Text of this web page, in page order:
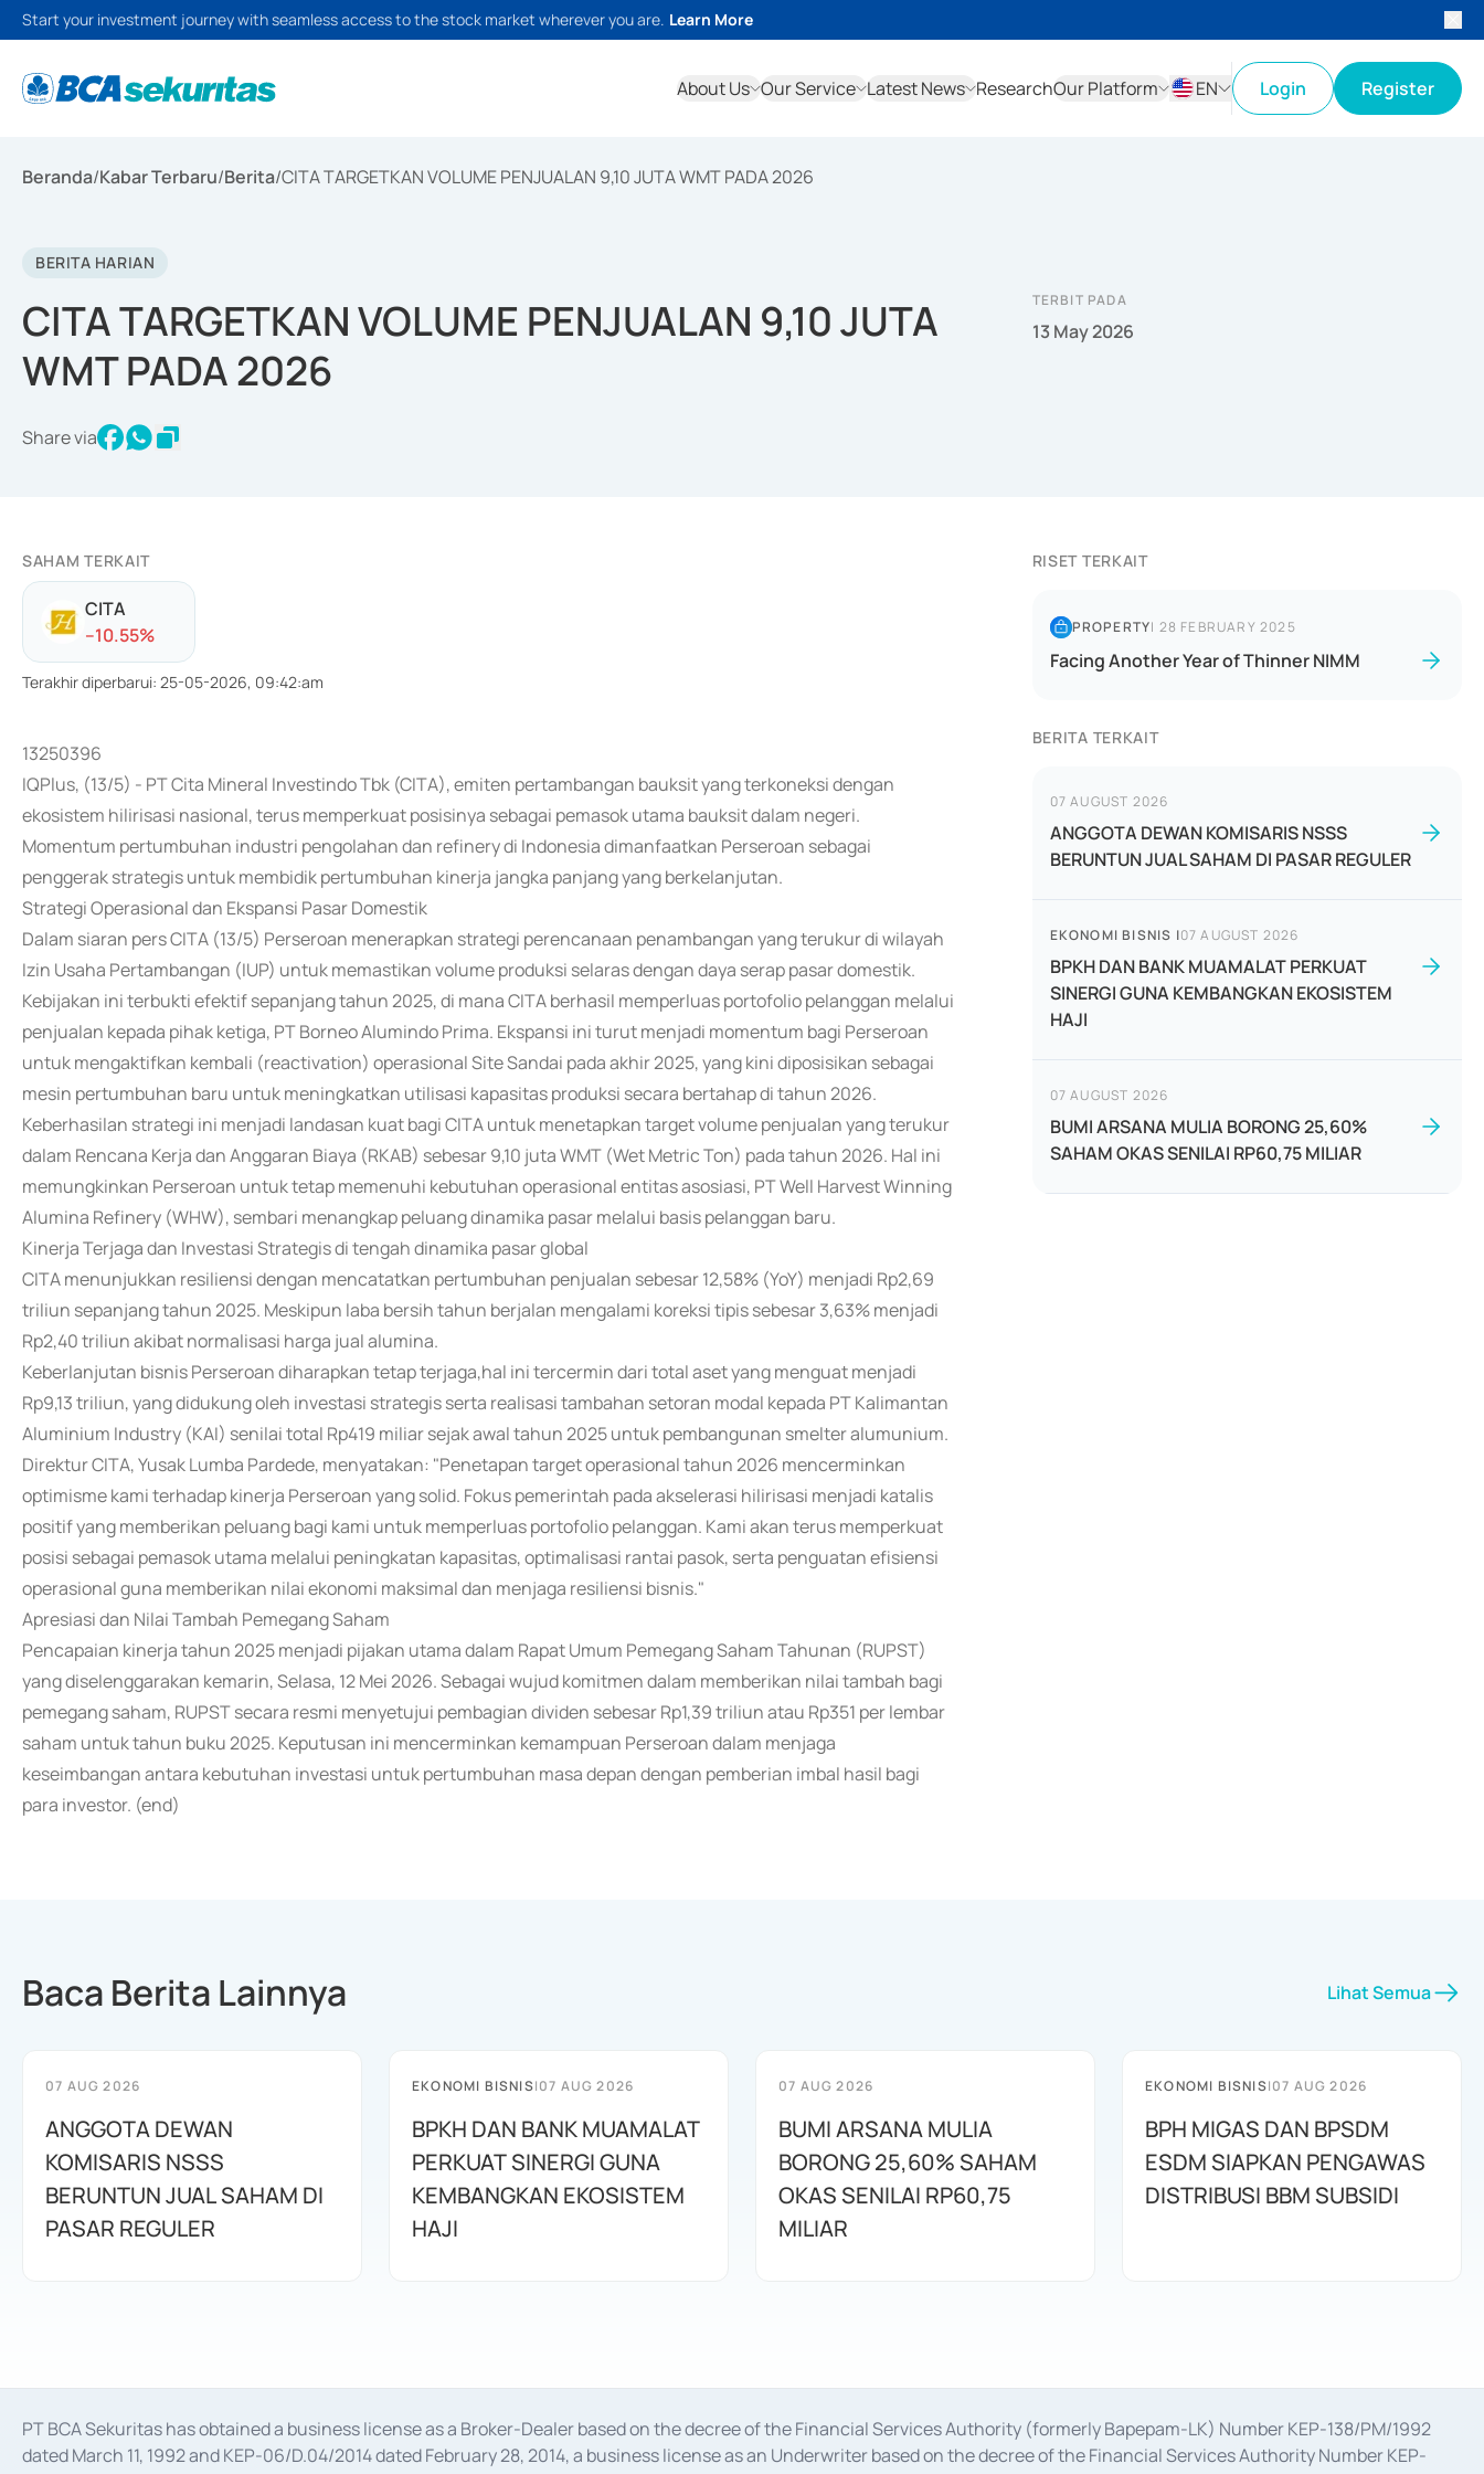
Start your investment journey with seamless access to the stock market wherever you are. Learn More
About Us Our Service Latest News ResearchOur Platform
EN
Login Register
Beranda/Kabar Terbaru/Berita/CITA TARGETKAN VOLUME PENJUALAN 9,10 JUTA WMT PADA 2026
BERITA HARIAN
CITA TARGETKAN VOLUME PENJUALAN 9,10 JUTA
WMT PADA 2026
Share via
TERBIT PADA
13 May 2026
SAHAM TERKAIT
CITA
--10.55%
Terakhir diperbarui: 25-05-2026, 09:42:am
13250396
IQPlus, (13/5) - PT Cita Mineral Investindo Tbk (CITA), emiten pertambangan bauksit yang terkoneksi dengan
ekosistem hilirisasi nasional, terus memperkuat posisinya sebagai pemasok utama bauksit dalam negeri.
Momentum pertumbuhan industri pengolahan dan refinery di Indonesia dimanfaatkan Perseroan sebagai
penggerak strategis untuk membidik pertumbuhan kinerja jangka panjang yang berkelanjutan.
Strategi Operasional dan Ekspansi Pasar Domestik
Dalam siaran pers CITA (13/5) Perseroan menerapkan strategi perencanaan penambangan yang terukur di wilayah
Izin Usaha Pertambangan (IUP) untuk memastikan volume produksi selaras dengan daya serap pasar domestik.
Kebijakan ini terbukti efektif sepanjang tahun 2025, di mana CITA berhasil memperluas portofolio pelanggan melalui
penjualan kepada pihak ketiga, PT Borneo Alumindo Prima. Ekspansi ini turut menjadi momentum bagi Perseroan
untuk mengaktifkan kembali (reactivation) operasional Site Sandai pada akhir 2025, yang kini diposisikan sebagai
mesin pertumbuhan baru untuk meningkatkan utilisasi kapasitas produksi secara bertahap di tahun 2026.
Keberhasilan strategi ini menjadi landasan kuat bagi CITA untuk menetapkan target volume penjualan yang terukur
dalam Rencana Kerja dan Anggaran Biaya (RKAB) sebesar 9,10 juta WMT (Wet Metric Ton) pada tahun 2026. Hal ini
memungkinkan Perseroan untuk tetap memenuhi kebutuhan operasional entitas asosiasi, PT Well Harvest Winning
Alumina Refinery (WHW), sembari menangkap peluang dinamika pasar melalui basis pelanggan baru.
Kinerja Terjaga dan Investasi Strategis di tengah dinamika pasar global
CITA menunjukkan resiliensi dengan mencatatkan pertumbuhan penjualan sebesar 12,58% (YoY) menjadi Rp2,69
triliun sepanjang tahun 2025. Meskipun laba bersih tahun berjalan mengalami koreksi tipis sebesar 3,63% menjadi
Rp2,40 triliun akibat normalisasi harga jual alumina.
Keberlanjutan bisnis Perseroan diharapkan tetap terjaga,hal ini tercermin dari total aset yang menguat menjadi
Rp9,13 triliun, yang didukung oleh investasi strategis serta realisasi tambahan setoran modal kepada PT Kalimantan
Aluminium Industry (KAI) senilai total Rp419 miliar sejak awal tahun 2025 untuk pembangunan smelter alumunium.
Direktur CITA, Yusak Lumba Pardede, menyatakan: "Penetapan target operasional tahun 2026 mencerminkan
optimisme kami terhadap kinerja Perseroan yang solid. Fokus pemerintah pada akselerasi hilirisasi menjadi katalis
positif yang memberikan peluang bagi kami untuk memperluas portofolio pelanggan. Kami akan terus memperkuat
posisi sebagai pemasok utama melalui peningkatan kapasitas, optimalisasi rantai pasok, serta penguatan efisiensi
operasional guna memberikan nilai ekonomi maksimal dan menjaga resiliensi bisnis."
Apresiasi dan Nilai Tambah Pemegang Saham
Pencapaian kinerja tahun 2025 menjadi pijakan utama dalam Rapat Umum Pemegang Saham Tahunan (RUPST)
yang diselenggarakan kemarin, Selasa, 12 Mei 2026. Sebagai wujud komitmen dalam memberikan nilai tambah bagi
pemegang saham, RUPST secara resmi menyetujui pembagian dividen sebesar Rp1,39 triliun atau Rp351 per lembar
saham untuk tahun buku 2025. Keputusan ini mencerminkan kemampuan Perseroan dalam menjaga
keseimbangan antara kebutuhan investasi untuk pertumbuhan masa depan dengan pemberian imbal hasil bagi
para investor. (end)
RISET TERKAIT
PROPERTY| 28 FEBRUARY 2025
Facing Another Year of Thinner NIMM
BERITA TERKAIT
07 AUGUST 2026
ANGGOTA DEWAN KOMISARIS NSSS
BERUNTUN JUAL SAHAM DI PASAR REGULER
EKONOMI BISNIS |07 AUGUST 2026
BPKH DAN BANK MUAMALAT PERKUAT
SINERGI GUNA KEMBANGKAN EKOSISTEM
HAJI
07 AUGUST 2026
BUMI ARSANA MULIA BORONG 25,60%
SAHAM OKAS SENILAI RP60,75 MILIAR
Baca Berita Lainnya Lihat Semua
07 AUG 2026
ANGGOTA DEWAN
KOMISARIS NSSS
BERUNTUN JUAL SAHAM DI
PASAR REGULER
EKONOMI BISNIS|07 AUG 2026
BPKH DAN BANK MUAMALAT
PERKUAT SINERGI GUNA
KEMBANGKAN EKOSISTEM
HAJI
07 AUG 2026
BUMI ARSANA MULIA
BORONG 25,60% SAHAM
OKAS SENILAI RP60,75
MILIAR
EKONOMI BISNIS|07 AUG 2026
BPH MIGAS DAN BPSDM
ESDM SIAPKAN PENGAWAS
DISTRIBUSI BBM SUBSIDI
PT BCA Sekuritas has obtained a business license as a Broker-Dealer based on the decree of the Financial Services Authority (formerly Bapepam-LK) Number KEP-138/PM/1992
dated March 11, 1992 and KEP-06/D.04/2014 dated February 28, 2014, a business license as an Underwriter based on the decree of the Financial Services Authority Number KEP-